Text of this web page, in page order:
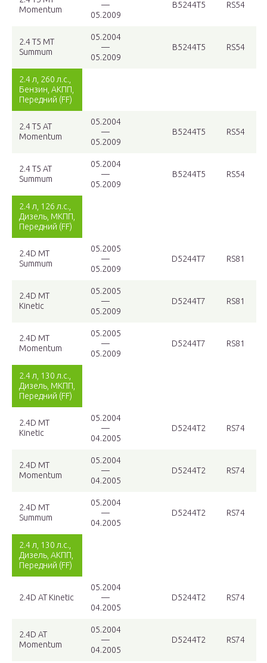
Momentum
—
05.2009
B5244T5 RS54
2.4 T5 MT
Summum
05.2004
—
05.2009
B5244T5 RS54
2.4 л, 260 л.с.,
Бензин, АКПП,
Передний (FF)
2.4 T5 AT
Momentum
05.2004
—
05.2009
B5244T5 RS54
2.4 T5 AT
Summum
05.2004
—
05.2009
B5244T5 RS54
2.4 л, 126 л.с.,
Дизель, МКПП,
Передний (FF)
2.4D MT
Summum
05.2005
—
05.2009
D5244T7 RS81
2.4D MT
Kinetic
05.2005
—
05.2009
D5244T7 RS81
2.4D MT
Momentum
05.2005
—
05.2009
D5244T7 RS81
2.4 л, 130 л.с.,
Дизель, МКПП,
Передний (FF)
2.4D MT
Kinetic
05.2004
—
04.2005
D5244T2 RS74
2.4D MT
Momentum
05.2004
—
04.2005
D5244T2 RS74
2.4D MT
Summum
05.2004
—
04.2005
D5244T2 RS74
2.4 л, 130 л.с.,
Дизель, АКПП,
Передний (FF)
2.4D AT Kinetic
05.2004
—
04.2005
D5244T2 RS74
2.4D AT
Momentum
05.2004
—
04.2005
D5244T2 RS74